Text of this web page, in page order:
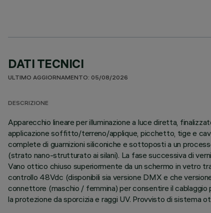
DATI TECNICI
ULTIMO AGGIORNAMENTO: 05/08/2026
DESCRIZIONE
Apparecchio lineare per illuminazione a luce diretta,
applicazione soffitto/terreno/applique, picchetto, tige e
complete di guarnizioni siliconiche e sottoposti a un
(strato nano-strutturato ai silani). La fase successiva di
Vano ottico chiuso superiormente da un schermo in vetro
controllo 48Vdc (disponibili sia versione DMX e che
connettore (maschio / femmina) per consentire il
la protezione da sporcizia e raggi UV. Provvisto di